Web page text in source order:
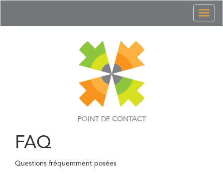
POINT DE CONTACT
FAQ
Questions fréquemment posées